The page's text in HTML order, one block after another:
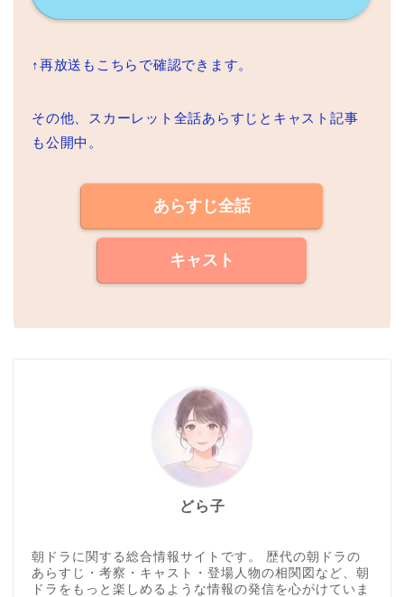
↑再放送もこちらで確認できます。
その他、スカーレット全話あらすじとキャスト記事
も公開中。
あらすじ全話
キャスト
どら子
朝ドラに関する総合情報サイトです。 歴代の朝ドラの
あらすじ・考察・キャスト・登場人物の相関図など、朝
ドラをもっと楽しめるような情報の発信を心がけていま